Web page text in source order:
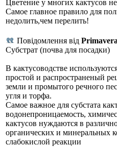
Цветение у многих кактусов
Самое главное правило для
недолить,чем перелить!
Повідомлення від
Субстрат (почва для посадки)
В кактусоводстве
простой и распространеный
земли и промытого речного
угля и торфа.
Самое важное для субстата
водонепроницаемость,
кактусов нуждаются в
органических и минеральных
слабокислой реакции